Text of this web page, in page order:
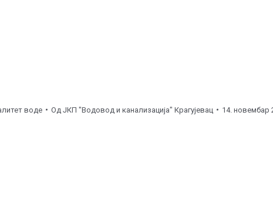
воде Од ЈКП "Водовод и канализација" Крагујевац 14. новембар